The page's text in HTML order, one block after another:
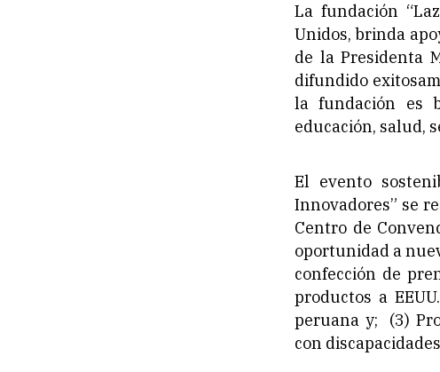
La fundación
Unidos, brinda
de la Presidenta
difundido
la fundación es
educación, salud,
El evento
Innovadores” se
Centro de
oportunidad a
confección de
productos a
peruana y; (3)
con